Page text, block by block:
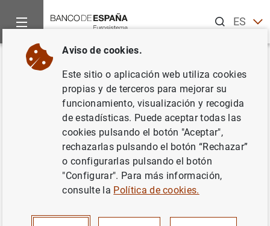
ESEN
Inicio Publicaciones
Volver
Enero 2007
Serie: Boletín Económico.
Aviso de cookies.
Este sitio o aplicación web utiliza cookies
propias y de terceros para mejorar su
funcionamiento, visualización y recogida
de estadísticas. Puede aceptar todas las
cookies pulsando el botón "Aceptar",
rechazarlas pulsando el botón “Rechazar”
o configurarlas pulsando el botón
"Configurar". Para más información,
consulte la Política de cookies.